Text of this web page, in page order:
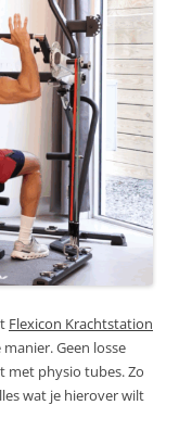
Flexicon Krachtstation
Geen losse
met physio tubes. Zo
wat je hierover wilt